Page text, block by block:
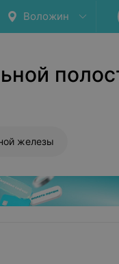
Воложин
железы